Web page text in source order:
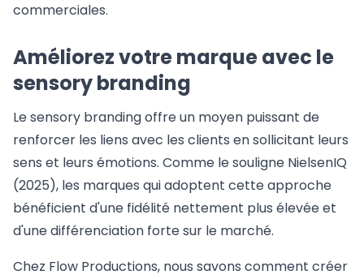
commerciales.
Améliorez votre marque avec le
sensory branding
Le sensory branding offre un moyen puissant de
renforcer les liens avec les clients en sollicitant leurs
sens et leurs émotions. Comme le souligne NielsenIQ
(2025), les marques qui adoptent cette approche
bénéficient d'une fidélité nettement plus élevée et
d'une différenciation forte sur le marché.
Chez Flow Productions, nous savons comment créer